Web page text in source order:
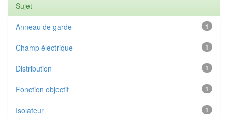
Sujet
1
Anneau de garde
1
Champ électrique
1
Distribution
1
Fonction objectif
1
Isolateur